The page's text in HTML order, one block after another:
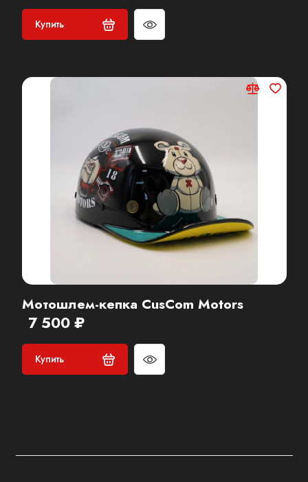
Купить
Мотошлем-кепка CusCom Motors
7 500 ₽
Купить